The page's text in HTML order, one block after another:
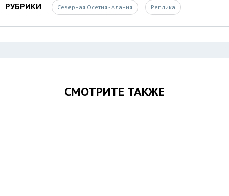
РУБРИКИ Северная Осетия - Алания Реплика
СМОТРИТЕ ТАКЖЕ